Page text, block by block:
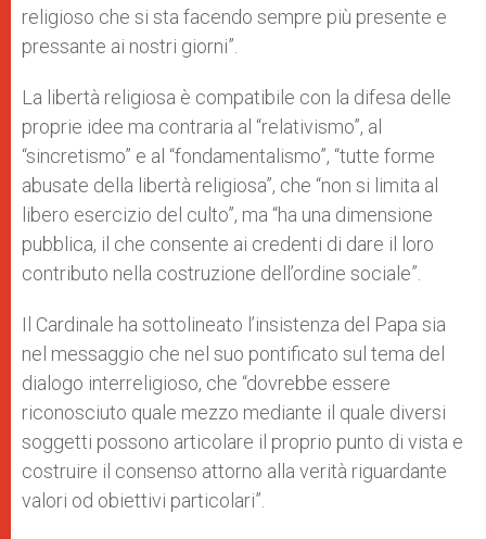
religioso che si sta facendo sempre più presente e
pressante ai nostri giorni”.
La libertà religiosa è compatibile con la difesa delle
proprie idee ma contraria al “relativismo”, al
“sincretismo” e al “fondamentalismo”, “tutte forme
abusate della libertà religiosa”, che “non si limita al
libero esercizio del culto”, ma “ha una dimensione
pubblica, il che consente ai credenti di dare il loro
contributo nella costruzione dell’ordine sociale”.
Il Cardinale ha sottolineato l’insistenza del Papa sia
nel messaggio che nel suo pontificato sul tema del
dialogo interreligioso, che “dovrebbe essere
riconosciuto quale mezzo mediante il quale diversi
soggetti possono articolare il proprio punto di vista e
costruire il consenso attorno alla verità riguardante
valori od obiettivi particolari”.